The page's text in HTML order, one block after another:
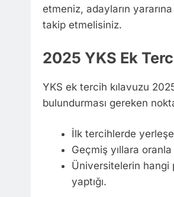
etmeniz, adayların
takip etmelisiniz.
2025 YKS Ek
YKS ek tercih kılavuzu
bulundurması gereken
İlk tercihlerde
Geçmiş yıllara
Üniversitelerin hangi
yaptığı.